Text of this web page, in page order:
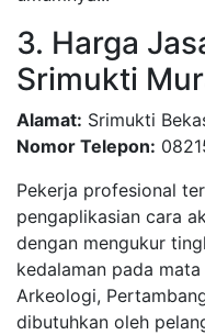
3. Harga
Srimukti
Alamat: Srimukti
Nomor Telepon:
Pekerja profesional
pengaplikasian cara
dengan mengukur
kedalaman pada
Arkeologi,
dibutuhkan oleh